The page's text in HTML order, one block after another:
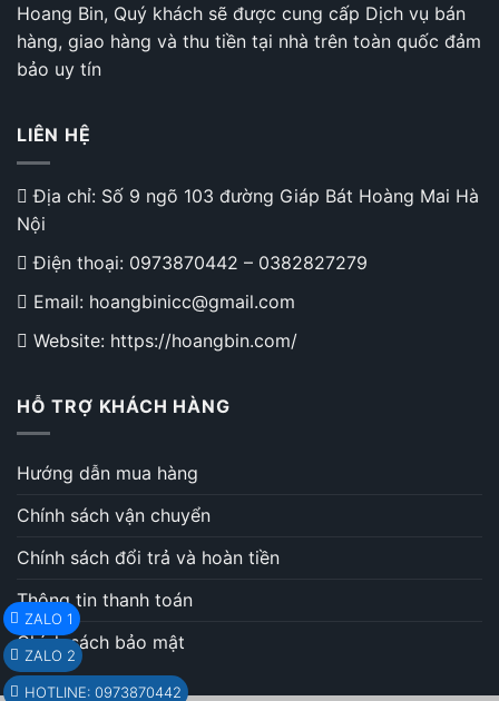
Hoang Bin, Quý khách sẽ được cung cấp Dịch vụ bán
hàng, giao hàng và thu tiền tại nhà trên toàn quốc đảm
bảo uy tín
LIÊN HỆ
Địa chỉ: Số 9 ngõ 103 đường Giáp Bát Hoàng Mai Hà
Nội
Điện thoại: 0973870442 – 0382827279
Email: hoangbinicc@gmail.com
Website: https://hoangbin.com/
HỖ TRỢ KHÁCH HÀNG
Hướng dẫn mua hàng
Chính sách vận chuyển
Chính sách đổi trả và hoàn tiền
Thông tin thanh toán
Chính sách bảo mật
ZALO 1
ZALO 2
HOTLINE: 0973870442